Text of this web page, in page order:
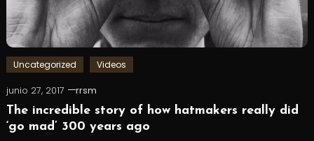
Uncategorized Videos
junio 27, 2017
rrsm
The incredible story of how hatmakers really did
‘go mad’ 300 years ago